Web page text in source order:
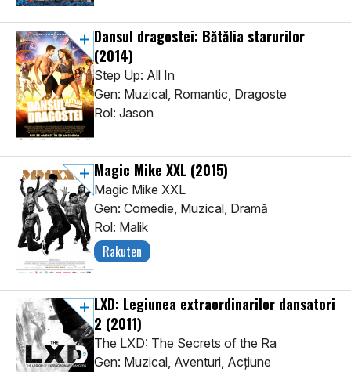
Dansul dragostei: Bătălia starurilor
(2014)
Step Up: All In
Gen: Muzical, Romantic, Dragoste
Rol: Jason
Magic Mike XXL (2015)
Magic Mike XXL
Gen: Comedie, Muzical, Dramă
Rol: Malik
Rakuten
LXD: Legiunea extraordinarilor dansatori
2 (2011)
The LXD: The Secrets of the Ra
Gen: Muzical, Aventuri, Acţiune